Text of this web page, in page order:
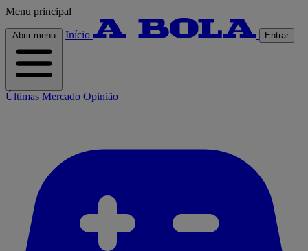
Menu principal
Abrir menu Início Entrar
Últimas Mercado Opinião